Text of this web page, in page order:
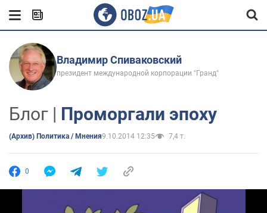
Владимир Спиваковский
президент международной корпорации "Гранд"
Блог | Проморгали эпоху
(Архив) Политика / Мнения9.10.2014 12:35 7,4 т.
0